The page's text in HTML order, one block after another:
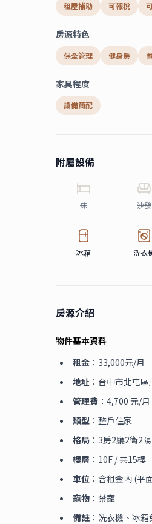
租屋補助 可報稅
房源特色
保全管理 健身房
家具程度
設備簡配
附屬設備
床 沙發
冰箱 洗衣
房源介紹
物件基本資料
租金 ：33,000元/月
地址 ：台中市北屯
管理費 ：4,700 元/
類型 ：整戶住家
格局 ：3房2廳2衛2
樓層 ：10F / 共15樓
車位 ：含租金內 (平
寵物 ：禁寵
備註 ：洗衣機、冰